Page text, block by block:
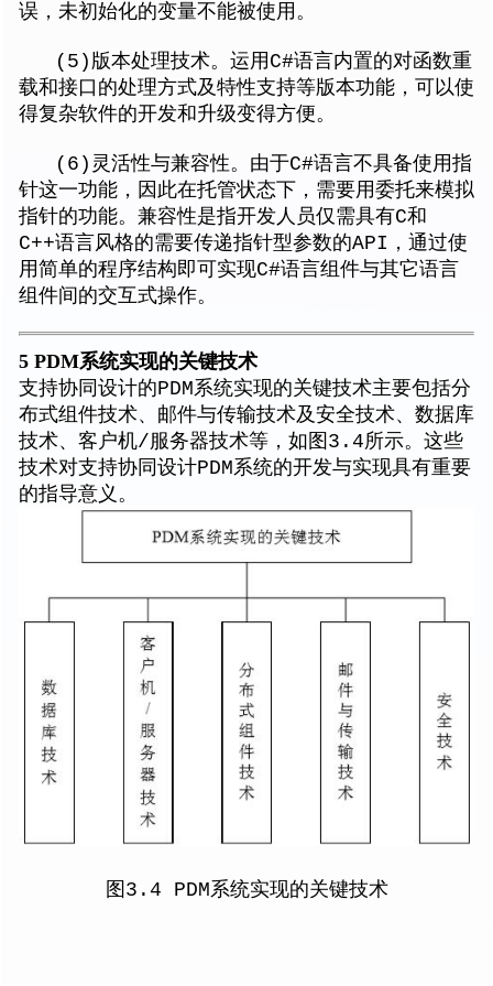
误，未初始化的变量不能被使用。
(5)版本处理技术。运用C#语言内置的对函数重
载和接口的处理方式及特性支持等版本功能，可以使
得复杂软件的开发和升级变得方便。
(6)灵活性与兼容性。由于C#语言不具备使用指
针这一功能，因此在托管状态下，需要用委托来模拟
指针的功能。兼容性是指开发人员仅需具有C和
C++语言风格的需要传递指针型参数的API，通过使
用简单的程序结构即可实现C#语言组件与其它语言
组件间的交互式操作。
5 PDM系统实现的关键技术
支持协同设计的PDM系统实现的关键技术主要包括分
布式组件技术、邮件与传输技术及安全技术、数据库
技术、客户机/服务器技术等，如图3.4所示。这些
技术对支持协同设计PDM系统的开发与实现具有重要
的指导意义。
图3.4 PDM系统实现的关键技术